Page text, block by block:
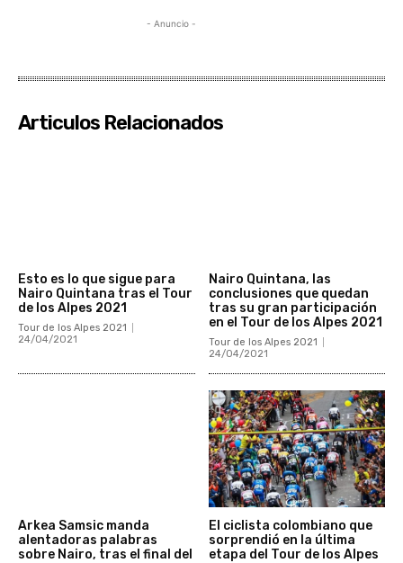
- Anuncio -
Articulos Relacionados
Esto es lo que sigue para
Nairo Quintana tras el Tour
de los Alpes 2021
Tour de los Alpes 2021
24/04/2021
Nairo Quintana, las
conclusiones que quedan
tras su gran participación
en el Tour de los Alpes 2021
Tour de los Alpes 2021
24/04/2021
Arkea Samsic manda
alentadoras palabras
sobre Nairo, tras el final del
El ciclista colombiano que
sorprendió en la última
etapa del Tour de los Alpes